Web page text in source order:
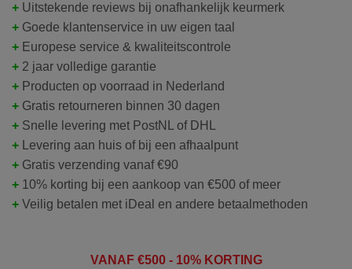
+ Uitstekende reviews bij onafhankelijk keurmerk
+ Goede klantenservice in uw eigen taal
+ Europese service & kwaliteitscontrole
+ 2 jaar volledige garantie
+ Producten op voorraad in Nederland
+ Gratis retourneren binnen 30 dagen
+ Snelle levering met PostNL of DHL
+
Levering aan huis of bij een afhaalpunt
+ Gratis verzending vanaf €90
+ 10% korting bij een aankoop van €500 of meer
+ Veilig betalen met iDeal en andere betaalmethoden
VANAF €500 - 10% KORTING